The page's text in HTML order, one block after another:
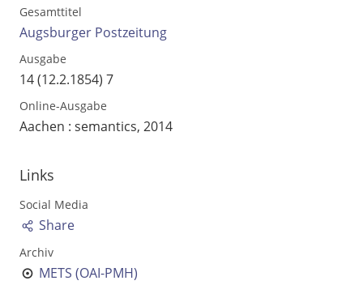
Suchbegriff
Gesamttitel
Augsburger Postzeitung
Ausgabe
14 (12.2.1854) 7
Online-Ausgabe
Aachen : semantics, 2014
Links
Social Media
Share
Archiv
METS (OAI-PMH)